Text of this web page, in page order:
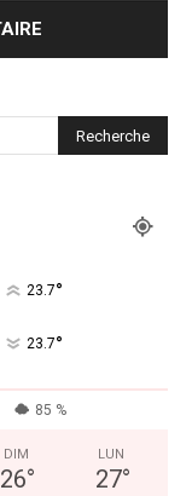
23.7°
23.7°
85 %
DIM
26°
LUN
27°